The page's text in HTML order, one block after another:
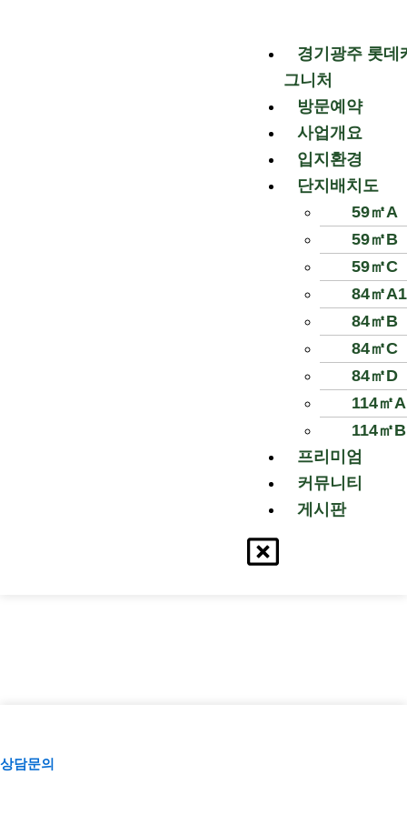
경기광주 롯데
그니처
방문예약
사업개요
입지환경
단지배치도
59㎡A
59㎡B
59㎡C
84㎡A1
84㎡B
84㎡C
84㎡D
114㎡
114㎡B
프리미엄
커뮤니티
게시판
상담문의